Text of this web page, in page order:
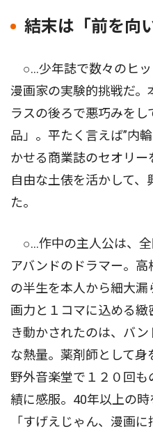
結末は「前を向
○…少年誌で数々のヒッ
漫画家の実験的挑戦だ
ラスの後ろで悪巧みを
品」。平たく言えば”内
かせる商業誌のセオリー
自由な土俵を活かして
た。
○…作中の主人公は、全
アバンドのドラマー。
の半生を本人から細大
画力と１コマに込める
き動かされたのは、バ
な熱量。薬剤師として
野外音楽堂で１２０回
績に感服。40年以上の
「すげえじゃん、漫画